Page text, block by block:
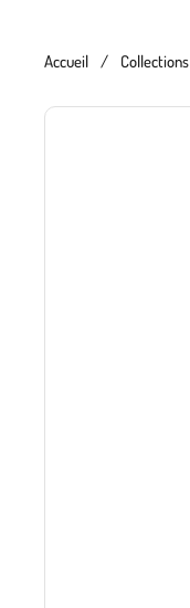
Accueil / Collections